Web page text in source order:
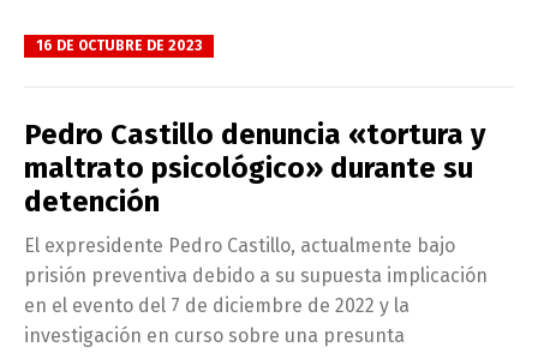
16 DE OCTUBRE DE 2023
Pedro Castillo denuncia «tortura y
maltrato psicológico» durante su
detención
El expresidente Pedro Castillo, actualmente bajo
prisión preventiva debido a su supuesta implicación
en el evento del 7 de diciembre de 2022 y la
investigación en curso sobre una presunta